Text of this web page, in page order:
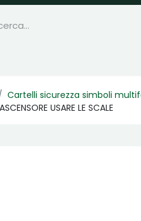
Cartelli sicurezza simboli
USARE LE SCALE